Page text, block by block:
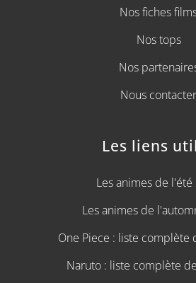
Nos fiches
Nos tops
Nos
Nous contacter
Les liens
Les animes de l'été
Les animes de
One Piece : liste complète
Naruto : liste complète